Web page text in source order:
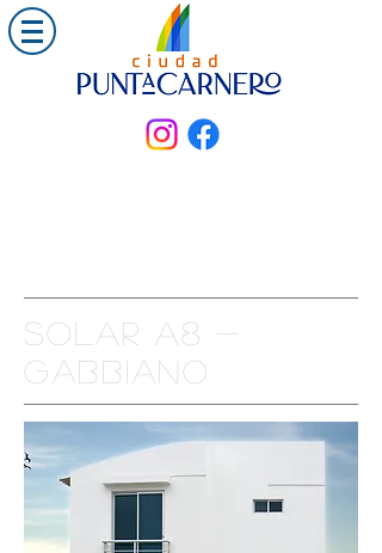
Solar a8 -
gabbiano